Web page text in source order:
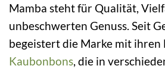
Mamba steht für Qualität,
unbeschwerten Genuss. Seit
begeistert die Marke mit ihren
Kaubonbons, die in